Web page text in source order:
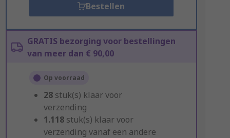
Bestellen
GRATIS bezorging voor bestellingen
van meer dan € 90,00
Op voorraad
28 stuk(s) klaar voor
verzending
1.118 stuk(s) klaar voor
verzending vanaf een andere